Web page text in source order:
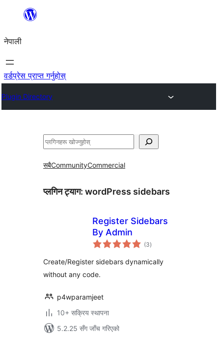
सामग्रीमा
नेपाली
वर्डप्रेस प्राप्त गर्नुहोस्
Plugin Directory
खोज्नुहोस्
सबैCommunityCommercial
प्लगिन ट्याग: wordPress sidebars
Register Sidebars
By Admin
(3कुल
रेटिङ्गहरू
)
Create/Register sidebars dynamically
without any code.
p4wparamjeet
10+ सक्रिय स्थापना
5.2.25 सँग जाँच गरिएको